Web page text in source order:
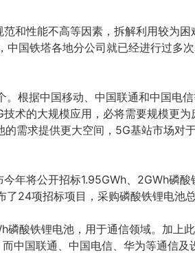
和性能不高等因素，拆解利用较为
国铁塔各地分公司就已经进行过多
根据中国移动、中国联通和中国电
术的大规模应用，必将需要规模更
需求提供更大空间，5G基站市场对
年将公开招标1.95GWh、2GWh磷
24项招标项目，采购磷酸铁锂电池
磷酸铁锂电池，用于通信领域。加上
中国联通、中国电信、华为等通信及